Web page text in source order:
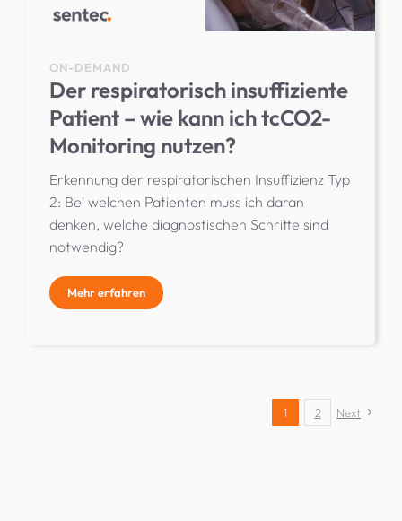
ON-DEMAND
Der respiratorisch insuffiziente
Patient – wie kann ich tcCO2-
Monitoring nutzen?
Erkennung der respiratorischen Insuffizienz Typ
2: Bei welchen Patienten muss ich daran
denken, welche diagnostischen Schritte sind
notwendig?
Mehr erfahren
1 2 Next